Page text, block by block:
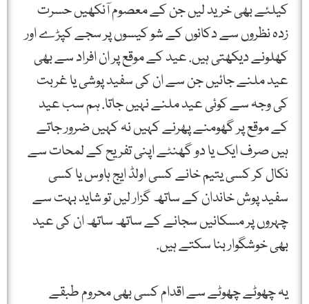
کیلئے بھی خرید لیں جن کے معصوم آنکھیں حسرت
زدہ نظروں سے دکانوں کے شو کیسوں پر سجے کپڑے اور
کھلونے دیکھتی ہیں. عید کے موقع پر ان افراد سے بھی
عید ملنے جائیں جن سے ان کی سفید پوشی یا غربت
کی وجہ سے کوئی عید ملنے نہیں جاتا. ہم سب عید
کے موقع پر گھومنے پھرنے کہیں نہ کہیں ضرور جاتے
ہیں صرف ایک یا دو گھنٹے اپنی تفریح کے لمحات سے
نکال کر کسی یتیم خانے کسی اولڈ ایج ہاوس یا کسی
سفید پوش خاندان کے ساتھ گزار لیں تو شاید بہت سے
چہروں پر مسکانیں سجانے کے ساتھ ساتھ ان کی عید
بھی خوشگوار بنا سکتے ہیں.
یہ چھوٹے چھوٹے سے اقدام کسی بھی محروم طبقے